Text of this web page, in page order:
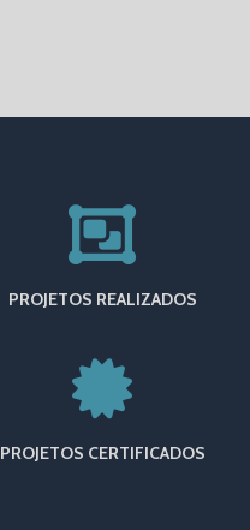
PROJETOS REALIZADOS
PROJETOS CERTIFICADOS